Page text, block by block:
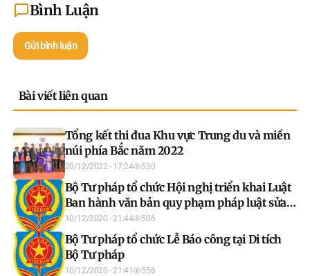
Bình Luận
Gửi bình luận
Bài viết liên quan
Tổng kết thi đua Khu vực Trung du và miền
núi phía Bắc năm 2022
20/12/2022 - 17:24 530
Bộ Tư pháp tổ chức Hội nghị triển khai Luật
Ban hành văn bản quy phạm pháp luật sửa
đổi
10/12/2020 - 21:44 506
Bộ Tư pháp tổ chức Lễ Báo công tại Di tích
Bộ Tư pháp
10/12/2020 - 21:41 556